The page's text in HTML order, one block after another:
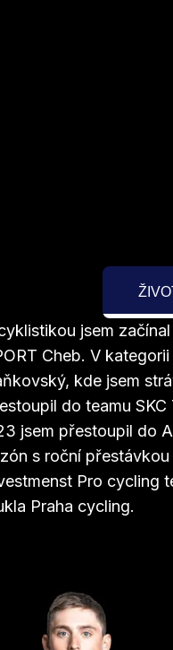
jsem
Cheb. V
kde jsem
do teamu
jsem přestoupil do
s roční
Pro cycling
Praha cycling.